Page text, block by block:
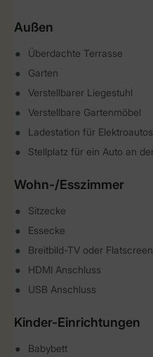
Außen
Überdachte Terrasse
Garten
Verstellbarer Liegestuhl
Verstellbare Gartenmöbel
Ladestation für
Stellplatz für ein Auto an
Wohn-/Esszimmer
Sitzecke
Essecke
Breitbild-TV oder
HDMI Anschluss
USB Anschluss
Kinder-Einrichtungen
Babybett